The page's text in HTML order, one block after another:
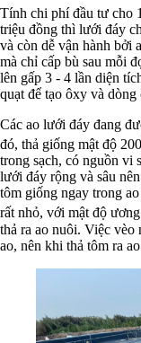
Tính chi phí đầu tư cho
triệu đồng thì lưới đáy
và còn dễ vận hành bởi
mà chỉ cấp bù sau mỗi
lên gấp 3 - 4 lần diện
quạt để tạo ôxy và
Các ao lưới đáy đang
đó, thả giống mật độ
trong sạch, có nguồn vi
lưới đáy rộng và sâu
tôm giống ngay trong
rất nhỏ, với mật độ
thả ra ao nuôi. Việc
ao, nên khi thả tôm ra